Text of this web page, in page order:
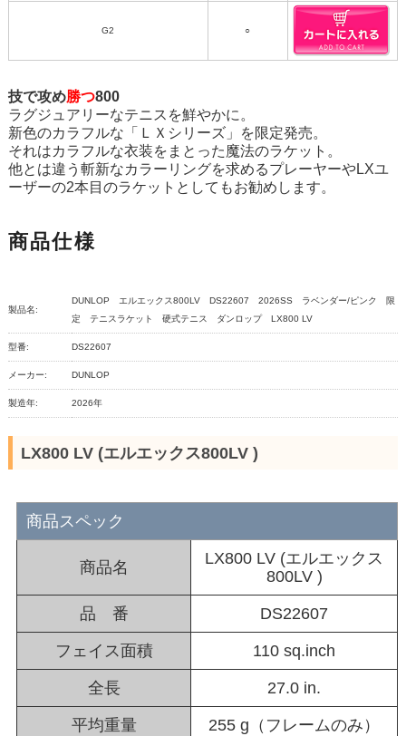
G2 ○
技で攻め勝つ800
ラグジュアリーなテニスを鮮やかに。
新色のカラフルな「ＬＸシリーズ」を限定発売。
それはカラフルな衣装をまとった魔法のラケット。
他とは違う斬新なカラーリングを求めるプレーヤーやLXユ
ーザーの2本目のラケットとしてもお勧めします。
商品仕様
製品名:
DUNLOP エルエックス800LV DS22607 2026SS ラベンダー/ピンク 限
定 テニスラケット 硬式テニス ダンロップ LX800 LV
型番: DS22607
メーカー: DUNLOP
製造年: 2026年
LX800 LV (エルエックス800LV )
商品スペック
商品名
LX800 LV (エルエックス
800LV )
品 番 DS22607
フェイス面積 110 sq.inch
全長 27.0 in.
平均重量 255 g（フレームのみ）